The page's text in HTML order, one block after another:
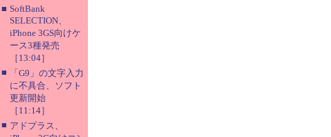
■ SoftBank
SELECTION、
iPhone 3GS向けケ
ース3種発売
［13:04］
■
「G9」の文字入力
に不具合、ソフト
更新開始
［11:14］
■ アドプラス、